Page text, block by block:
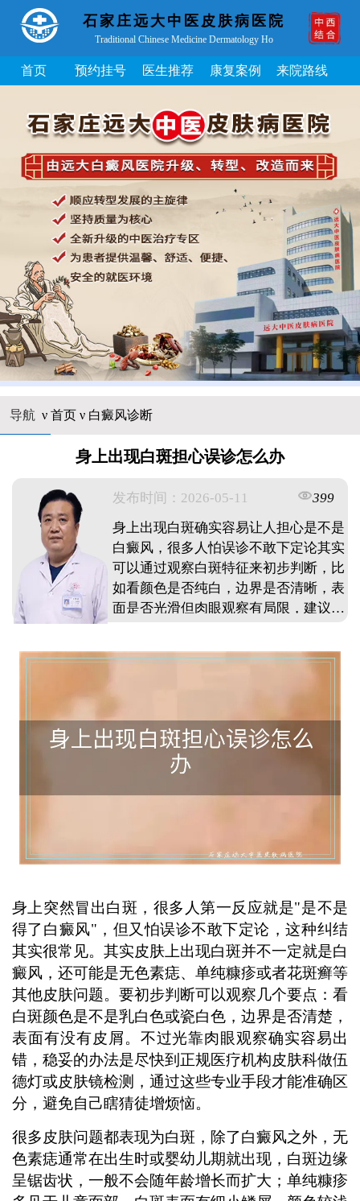
石家庄远大中医皮肤病医院
Traditional Chinese Medicine Dermatology Ho
首页 预约挂号 医生推荐 康复案例 来院路线
导航 ν 首页ν 白癜风诊断
身上出现白斑担心误诊怎么办
发布时间：2026-05-11
399
身上出现白斑确实容易让人担心是不是
白癜风，很多人怕误诊不敢下定论其实
可以通过观察白斑特征来初步判断，比
如看颜色是否纯白，边界是否清晰，表
面是否光滑但肉眼观察有局限，建议及
德灯或皮肤镜检查，这些方法能准确区
身上突然冒出白斑，很多人第一反应就是"是不是
得了白癜风"，但又怕误诊不敢下定论，这种纠结
其实很常见。其实皮肤上出现白斑并不一定就是白
癜风，还可能是无色素痣、单纯糠疹或者花斑癣等
其他皮肤问题。要初步判断可以观察几个要点：看
白斑颜色是不是乳白色或瓷白色，边界是否清楚，
表面有没有皮屑。不过光靠肉眼观察确实容易出
错，稳妥的办法是尽快到正规医疗机构皮肤科做伍
德灯或皮肤镜检测，通过这些专业手段才能准确区
分，避免自己瞎猜徒增烦恼。
很多皮肤问题都表现为白斑，除了白癜风之外，无
色素痣通常在出生时或婴幼儿期就出现，白斑边缘
呈锯齿状，一般不会随年龄增长而扩大；单纯糠疹